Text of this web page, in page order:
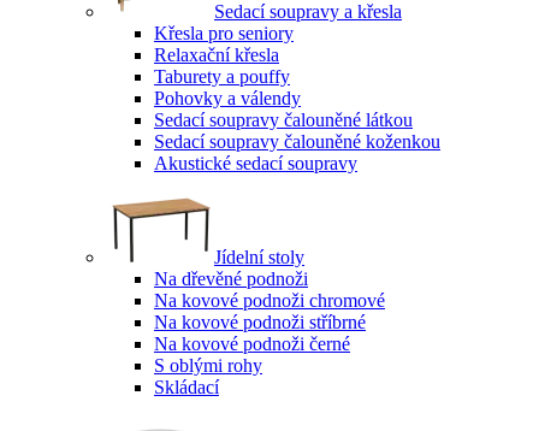
Sedací soupravy a křesla
Křesla pro seniory
Relaxační křesla
Taburety a pouffy
Pohovky a válendy
Sedací soupravy čalouněné látkou
Sedací soupravy čalouněné koženkou
Akustické sedací soupravy
Jídelní stoly
Na dřevěné podnoži
Na kovové podnoži chromové
Na kovové podnoži stříbrné
Na kovové podnoži černé
S oblými rohy
Skládací